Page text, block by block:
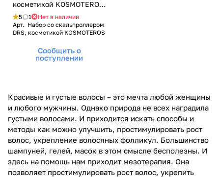
косметикой KOSMOTEROS
и средством для
дезинфекции
5 1
Нет в наличии
Арт. Набор со скальпроллером
DRS, косметикой KOSMOTEROS
Сообщить о
поступлении
Красивые и густые волосы – это мечта любой женщины
и любого мужчины. Однако природа не всех наградила
густыми волосами. И приходится искать способы и
методы как можно улучшить, простимулировать рост
волос, укрепление волосяных фолликул. Большинство
шампуней, гелей, масок в этом смысле бесполезны. И
здесь на помощь нам приходит мезотерапия. Она
позволяет простимулировать рост волос, укрепить